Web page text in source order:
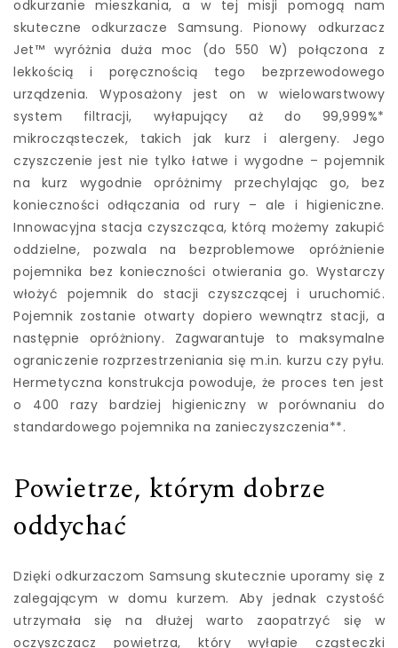
odkurzanie mieszkania, a w tej misji pomogą nam
skuteczne odkurzacze Samsung. Pionowy odkurzacz
Jet™ wyróżnia duża moc (do 550 W) połączona z
lekkością i poręcznością tego bezprzewodowego
urządzenia. Wyposażony jest on w wielowarstwowy
system filtracji, wyłapujący aż do 99,999%*
mikrocząsteczek, takich jak kurz i alergeny. Jego
czyszczenie jest nie tylko łatwe i wygodne – pojemnik
na kurz wygodnie opróżnimy przechylając go, bez
konieczności odłączania od rury – ale i higieniczne.
Innowacyjna stacja czyszcząca, którą możemy zakupić
oddzielne, pozwala na bezproblemowe opróżnienie
pojemnika bez konieczności otwierania go. Wystarczy
włożyć pojemnik do stacji czyszczącej i uruchomić.
Pojemnik zostanie otwarty dopiero wewnątrz stacji, a
następnie opróżniony. Zagwarantuje to maksymalne
ograniczenie rozprzestrzeniania się m.in. kurzu czy pyłu.
Hermetyczna konstrukcja powoduje, że proces ten jest
o 400 razy bardziej higieniczny w porównaniu do
standardowego pojemnika na zanieczyszczenia**.
Powietrze, którym dobrze
oddychać
Dzięki odkurzaczom Samsung skutecznie uporamy się z
zalegającym w domu kurzem. Aby jednak czystość
utrzymała się na dłużej warto zaopatrzyć się w
oczyszczacz powietrza, który wyłapie cząsteczki